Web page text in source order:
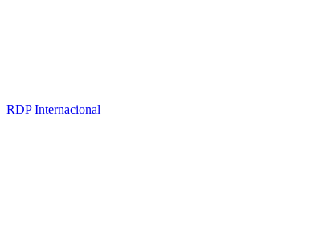
RDP Internacional